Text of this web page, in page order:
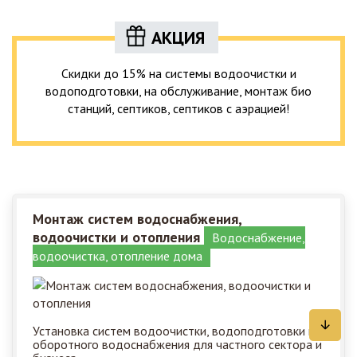
АКЦИЯ
Скидки до 15% на системы водоочистки и
водоподготовки, на обслуживание, монтаж био
станций, септиков, септиков с аэрацией!
Монтаж систем водоснабжения,
водоочистки и отопления
Водоснабжение,
водоочистка, отопление дома
Установка систем водоочистки, водоподготовки и
оборотного водоснабжения для частного сектора и